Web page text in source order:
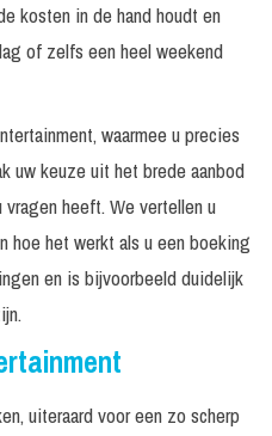
kosten in de hand houdt en
of zelfs een heel weekend
waarmee u precies
uw keuze uit het brede aanbod
heeft. We vertellen u
hoe het werkt als u een boeking
en is bijvoorbeeld duidelijk
uiteraard voor een zo scherp